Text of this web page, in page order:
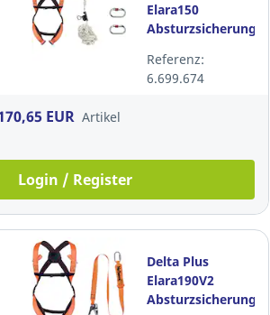
Elara150
Referenz:
6.699.674
EUR Artikel
Login / Register
Delta Plus
Elara190V2